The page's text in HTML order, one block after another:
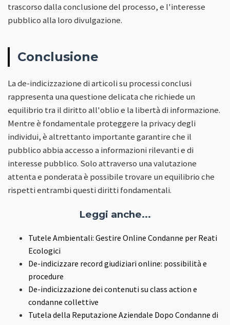
trascorso dalla conclusione del processo, e l'interesse
pubblico alla loro divulgazione.
Conclusione
La de-indicizzazione di articoli su processi conclusi
rappresenta una questione delicata che richiede un
equilibrio tra il diritto all'oblio e la libertà di informazione.
Mentre è fondamentale proteggere la privacy degli
individui, è altrettanto importante garantire che il
pubblico abbia accesso a informazioni rilevanti e di
interesse pubblico. Solo attraverso una valutazione
attenta e ponderata è possibile trovare un equilibrio che
rispetti entrambi questi diritti fondamentali.
Leggi anche...
Tutele Ambientali: Gestire Online Condanne per Reati
Ecologici
De-indicizzare record giudiziari online: possibilità e
procedure
De-indicizzazione dei contenuti su class action e
condanne collettive
Tutela della Reputazione Aziendale Dopo Condanne di